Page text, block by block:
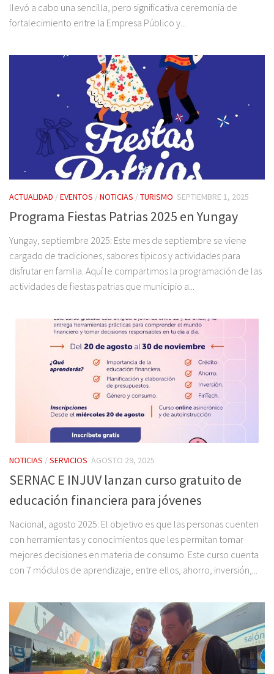
llevó a cabo una sencilla, pero significativa ceremonia de
fortalecimiento entre la Empresa Público y...
ACTUALIDAD /EVENTOS /NOTICIAS /TURISMO SEPTIEMBRE 1, 2025
Programa Fiestas Patrias 2025 en Yungay
Yungay, septiembre 2025: Este mes de septiembre se viene
cargado de tradiciones, sabores típicos y actividades para
disfrutar en familia. Aquí le compartimos la programación de las
actividades de fiestas patrias que municipio a...
NOTICIAS /SERVICIOS AGOSTO 29, 2025
SERNAC E INJUV lanzan curso gratuito de
educación financiera para jóvenes
Nacional, agosto 2025: El objetivo es que las personas cuenten
con herramientas y conocimientos que les permitan tomar
mejores decisiones en materia de consumo. Este curso cuenta
con 7 módulos de aprendizaje, entre ellos, ahorro, inversión,...